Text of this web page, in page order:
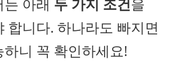
아래 두 가지 조건을
합니다. 하나라도 빠지면
니 꼭 확인하세요!